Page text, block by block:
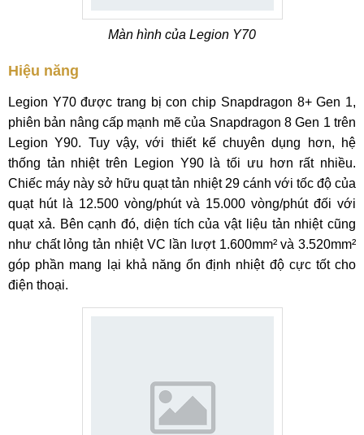
Màn hình của Legion Y70
Hiệu năng
Legion Y70 được trang bị con chip Snapdragon 8+ Gen 1,
phiên bản nâng cấp mạnh mẽ của Snapdragon 8 Gen 1 trên
Legion Y90. Tuy vậy, với thiết kế chuyên dụng hơn, hệ
thống tản nhiệt trên Legion Y90 là tối ưu hơn rất nhiều.
Chiếc máy này sở hữu quạt tản nhiệt 29 cánh với tốc độ của
quạt hút là 12.500 vòng/phút và 15.000 vòng/phút đối với
quạt xả. Bên cạnh đó, diện tích của vật liệu tản nhiệt cũng
như chất lỏng tản nhiệt VC lần lượt 1.600mm² và 3.520mm²
góp phần mang lại khả năng ổn định nhiệt độ cực tốt cho
điện thoại.